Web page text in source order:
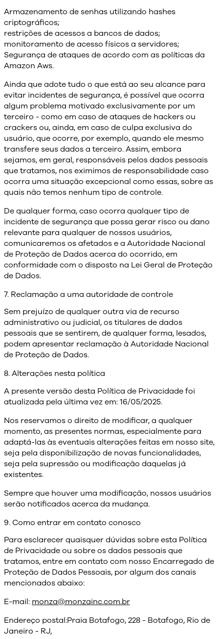
Armazenamento de senhas utilizando hashes
criptográficos;
restrições de acessos a bancos de dados;
monitoramento de acesso físicos a servidores;
Segurança de ataques de acordo com as políticas da
Amazon Aws.
Ainda que adote tudo o que está ao seu alcance para
evitar incidentes de segurança, é possível que ocorra
algum problema motivado exclusivamente por um
terceiro - como em caso de ataques de hackers ou
crackers ou, ainda, em caso de culpa exclusiva do
usuário, que ocorre, por exemplo, quando ele mesmo
transfere seus dados a terceiro. Assim, embora
sejamos, em geral, responsáveis pelos dados pessoais
que tratamos, nos eximimos de responsabilidade caso
ocorra uma situação excepcional como essas, sobre as
quais não temos nenhum tipo de controle.
De qualquer forma, caso ocorra qualquer tipo de
incidente de segurança que possa gerar risco ou dano
relevante para qualquer de nossos usuários,
comunicaremos os afetados e a Autoridade Nacional
de Proteção de Dados acerca do ocorrido, em
conformidade com o disposto na Lei Geral de Proteção
de Dados.
7. Reclamação a uma autoridade de controle
Sem prejuízo de qualquer outra via de recurso
administrativo ou judicial, os titulares de dados
pessoais que se sentirem, de qualquer forma, lesados,
podem apresentar reclamação à Autoridade Nacional
de Proteção de Dados.
8. Alterações nesta política
A presente versão desta Política de Privacidade foi
atualizada pela última vez em: 16/05/2025.
Nos reservamos o direito de modificar, a qualquer
momento, as presentes normas, especialmente para
adaptá-las às eventuais alterações feitas em nosso site,
seja pela disponibilização de novas funcionalidades,
seja pela supressão ou modificação daquelas já
existentes.
Sempre que houver uma modificação, nossos usuários
serão notificados acerca da mudança.
9. Como entrar em contato conosco
Para esclarecer quaisquer dúvidas sobre esta Política
de Privacidade ou sobre os dados pessoais que
tratamos, entre em contato com nosso Encarregado de
Proteção de Dados Pessoais, por algum dos canais
mencionados abaixo:
E-mail: monza@monzainc.com.br
Endereço postal:Praia Botafogo, 228 - Botafogo, Rio de
Janeiro - RJ,